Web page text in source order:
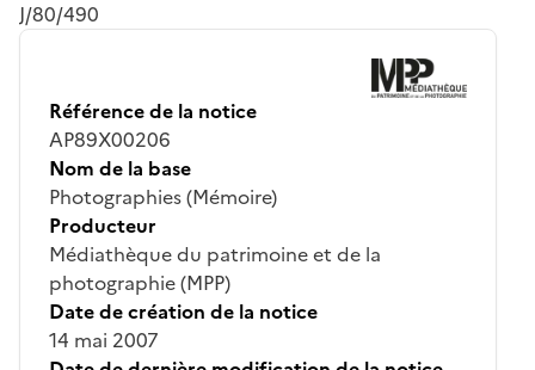
J/80/490
Référence de la notice
AP89X00206
Nom de la base
Photographies (Mémoire)
Producteur
Médiathèque du patrimoine et de la
photographie (MPP)
Date de création de la notice
14 mai 2007